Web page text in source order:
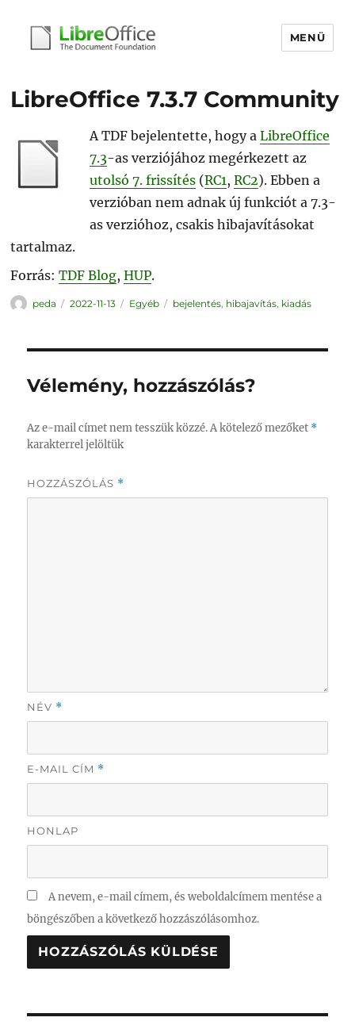
MENÜ
LibreOffice 7.3.7 Community
A TDF bejelentette, hogy aLibreOffice
7.3-as verziójához megérkezett az
utolsó 7. frissítés (RC1 ,RC2). Ebben a
verzióban nem adnak új funkciót a 7.3-
as verzióhoz, csakis hibajavításokat
tartalmaz.
Forrás:TDF Blog,HUP.
Szerző
peda Közzétéve
2022-11-13 Kategória
Egyéb Címke
bejelentés, hibajavítás, kiadás
Vélemény, hozzászólás?
Az e-mail címet nem tesszük közzé. A kötelező mezőket *
karakterrel jelöltük
HOZZÁSZÓLÁS *
NÉV *
E-MAIL CÍM *
HONLAP
A nevem, e-mail címem, és weboldalcímem mentése a
böngészőben a következő hozzászólásomhoz.